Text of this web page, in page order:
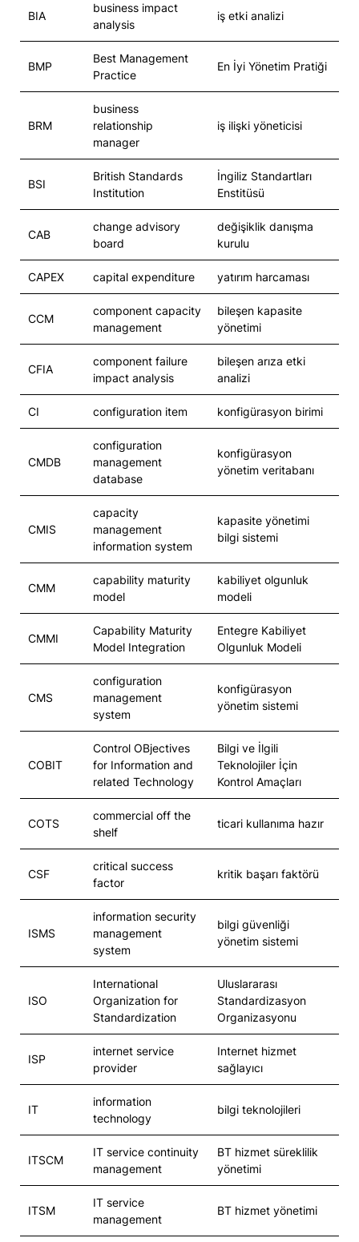
BIA
business impact
analysis
iş etki analizi
BMP
Best Management
Practice
En İyi Yönetim Pratiği
BRM
business
relationship
manager
iş ilişki yöneticisi
BSI
British Standards
Institution
İngiliz Standartları
Enstitüsü
CAB
change advisory
board
değişiklik danışma
kurulu
CAPEX capital expenditure yatırım harcaması
CCM
component capacity
management
bileşen kapasite
yönetimi
CFIA
component failure
impact analysis
bileşen arıza etki
analizi
CI configuration item konfigürasyon birimi
CMDB
configuration
management
database
konfigürasyon
yönetim veritabanı
CMIS
capacity
management
information system
kapasite yönetimi
bilgi sistemi
CMM
capability maturity
model
kabiliyet olgunluk
modeli
CMMI
Capability Maturity
Model Integration
Entegre Kabiliyet
Olgunluk Modeli
CMS
configuration
management
system
konfigürasyon
yönetim sistemi
COBIT
Control OBjectives
for Information and
related Technology
Bilgi ve İlgili
Teknolojiler İçin
Kontrol Amaçları
COTS
commercial off the
shelf
ticari kullanıma hazır
CSF
critical success
factor
kritik başarı faktörü
ISMS
information security
management
system
bilgi güvenliği
yönetim sistemi
ISO
International
Organization for
Standardization
Uluslararası
Standardizasyon
Organizasyonu
ISP
internet service
provider
Internet hizmet
sağlayıcı
IT
information
technology
bilgi teknolojileri
ITSCM
IT service continuity
management
BT hizmet süreklilik
yönetimi
ITSM
IT service
management
BT hizmet yönetimi